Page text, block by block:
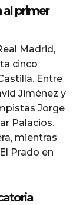
al primer
Madrid,
cinco
Entre
Jiménez y
Jorge
Palacios.
mientras
Prado en